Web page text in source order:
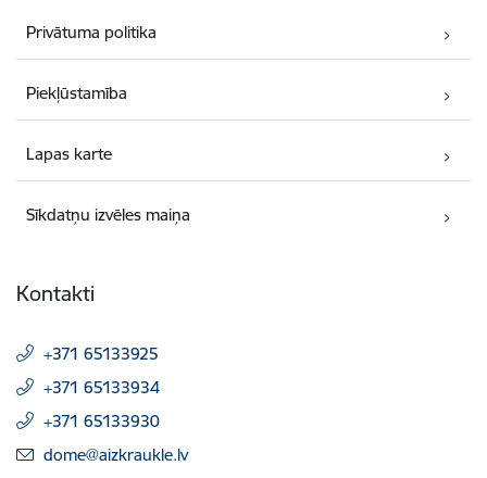
Privātuma politika
Piekļūstamība
Lapas karte
Sīkdatņu izvēles maiņa
Kontakti
+371 65133925
+371 65133934
+371 65133930
E-pasts:
dome@aizkraukle.lv